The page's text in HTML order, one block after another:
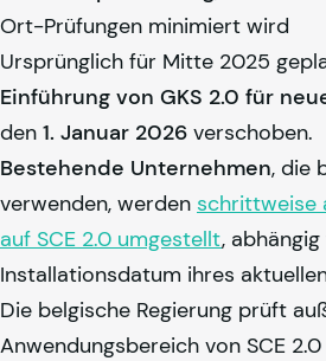
Ort-Prüfungen minimiert wird
Ursprünglich für Mitte 2025
Einführung von GKS 2.0 für
den 1. Januar 2026 verschoben.
Bestehende Unternehmen, die
verwenden, werden schrittweise
auf SCE 2.0 umgestellt,
Installationsdatum ihres
Die belgische Regierung prüft
Anwendungsbereich von SCE